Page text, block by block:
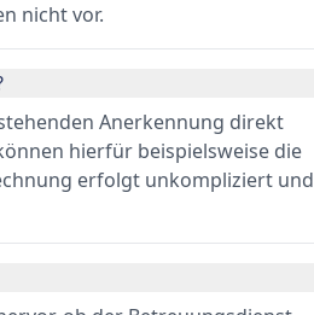
nicht vor.
Anerkennung direkt
hierfür beispielsweise die
erfolgt unkompliziert und